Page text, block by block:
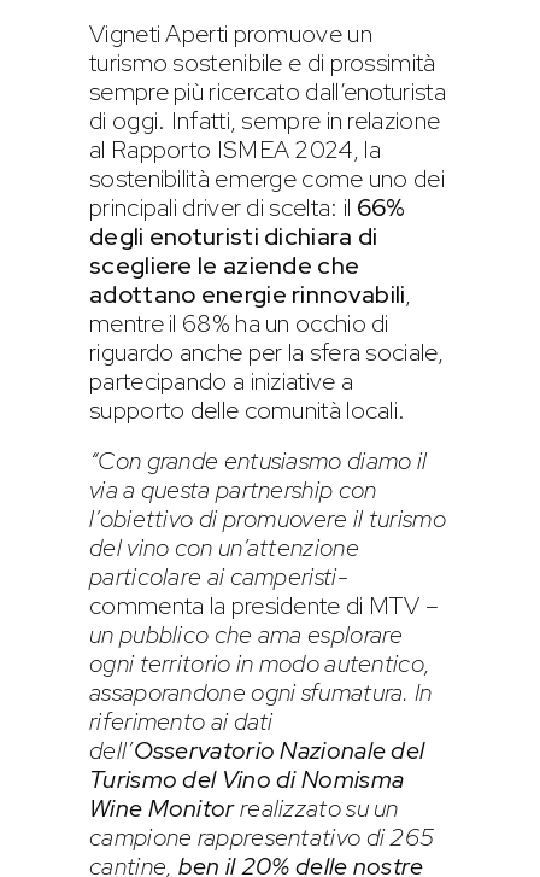
Vigneti Aperti promuove un
turismo sostenibile e di prossimità
sempre più ricercato dall’enoturista
di oggi. Infatti, sempre in relazione
al Rapporto ISMEA 2024, la
sostenibilità emerge come uno dei
principali driver di scelta: il 66%
degli enoturisti dichiara di
scegliere le aziende che
adottano energie rinnovabili,
mentre il 68% ha un occhio di
riguardo anche per la sfera sociale,
partecipando a iniziative a
supporto delle comunità locali.
“Con grande entusiasmo diamo il
via a questa partnership con
l’obiettivo di promuovere il turismo
del vino con un’attenzione
particolare ai camperisti-
commenta la presidente di MTV –
un pubblico che ama esplorare
ogni territorio in modo autentico,
assaporandone ogni sfumatura. In
riferimento ai dati
dell’Osservatorio Nazionale del
Turismo del Vino di Nomisma
Wine Monitorrealizzato su un
campione rappresentativo di 265
cantine, ben il 20% delle nostre